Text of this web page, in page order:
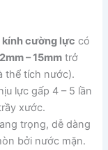
kính cường lực có
– 15mm trở
thể tích nước).
lực gấp 4 – 5 lần
xước.
trọng, dễ dàng
bởi nước mặn.